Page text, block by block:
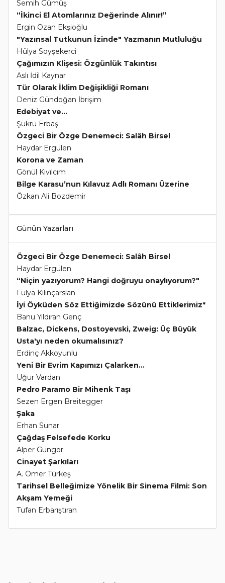
Semih Gümüş
“İkinci El Atomlarınız Değerinde Alınır!”
Ergin Ozan Ekşioğlu
"Yazınsal Tutkunun İzinde" Yazmanın Mutluluğu
Hülya Soyşekerci
Çağımızın Klişesi: Özgünlük Takıntısı
Aslı İdil Kaynar
Tür Olarak İklim Değişikliği Romanı
Deniz Gündoğan İbrişim
Edebiyat ve...
Şükrü Erbaş
Özgeci Bir Özge Denemeci: Salâh Birsel
Haydar Ergülen
Korona ve Zaman
Gönül Kıvılcım
Bilge Karasu’nun Kılavuz Adlı Romanı Üzerine
Özkan Ali Bozdemir
Günün Yazarları
Özgeci Bir Özge Denemeci: Salâh Birsel
Haydar Ergülen
“Niçin yazıyorum? Hangi doğruyu onaylıyorum?"
Fulya Kılınçarslan
İyi Öyküden Söz Ettiğimizde Sözünü Ettiklerimiz*
Banu Yıldıran Genç
Balzac, Dickens, Dostoyevski, Zweig: Üç Büyük
Usta'yı neden okumalısınız?
Erdinç Akkoyunlu
Yeni Bir Evrim Kapımızı Çalarken...
Uğur Vardan
Pedro Paramo Bir Mihenk Taşı
Sezen Ergen Breitegger
Şaka
Erhan Sunar
Çağdaş Felsefede Korku
Alper Güngör
Cinayet Şarkıları
A. Ömer Türkeş
Tarihsel Belleğimize Yönelik Bir Sinema Filmi: Son
Akşam Yemeği
Tufan Erbarıştıran